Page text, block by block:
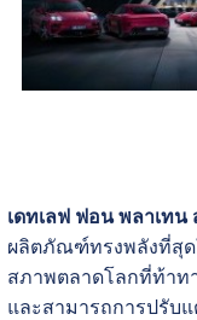
เดทเลฟ ฟอน พลาเท
ผลิตภัณฑ์ทรงพลังที่สุด
สภาพตลาดโลกที่ท้าท
และสามารถการปรับ